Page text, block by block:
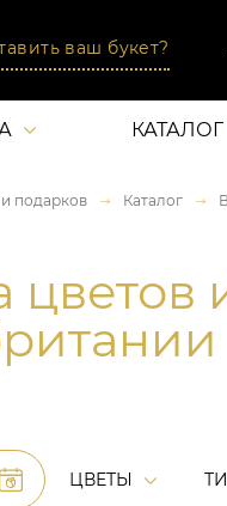
ваш букет?
КАТАЛОГ
подарков Каталог
цветов
ЦВЕТЫ